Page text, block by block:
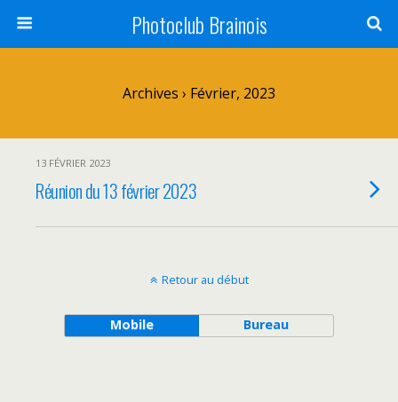
Photoclub Brainois
Archives › Février, 2023
13 FÉVRIER 2023
Réunion du 13 février 2023
Retour au début
Mobile Bureau